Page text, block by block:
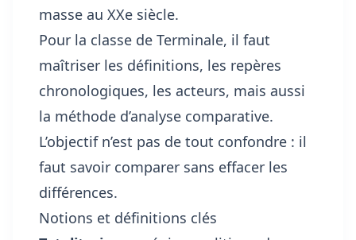
masse au XXe siècle.
Pour la classe de Terminale, il faut
maîtriser les définitions, les repères
chronologiques, les acteurs, mais aussi
la méthode d’analyse comparative.
L’objectif n’est pas de tout confondre : il
faut savoir comparer sans effacer les
différences.
Notions et définitions clés